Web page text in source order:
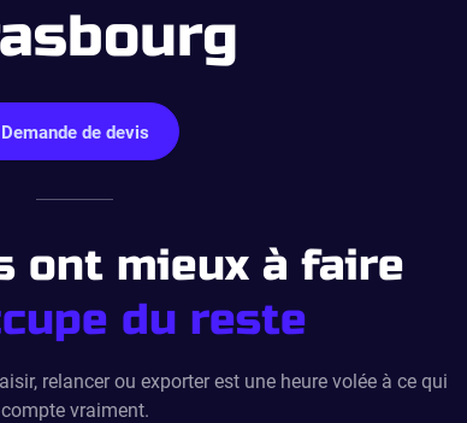
Demande de devis
ont mieux à faire
du reste
relancer ou exporter est une heure volée à ce qui
compte vraiment.